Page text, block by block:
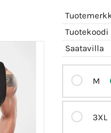
Tuotekoodi
Saatavilla
M
3XL